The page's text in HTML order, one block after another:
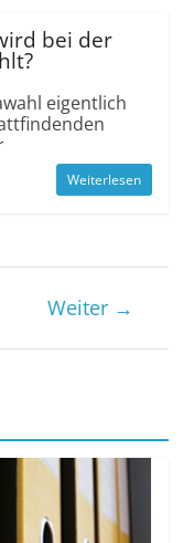
bei der
eigentlich
Weiterlesen
Weiter →